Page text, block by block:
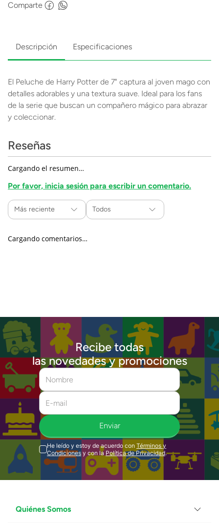
Comparte
Descripción Especificaciones
El Peluche de Harry Potter de 7" captura al joven mago con
detalles adorables y una textura suave. Ideal para los fans
de la serie que buscan un compañero mágico para abrazar
y coleccionar.
Reseñas
Cargando el resumen…
Por favor, inicia sesión para escribir un comentario.
Más reciente Todos
Cargando comentarios…
Recibe todas
las novedades y promociones
Enviar
He leído y estoy de acuerdo con Términos y
Condiciones y con la Política de Privacidad.
Quiénes Somos